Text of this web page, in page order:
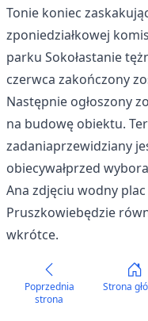
Tonie koniec
zponiedziałkowej
parku Sokołastanie
czerwca zakończony
Następnie ogłoszony
na budowę obiektu.
zadaniaprzewidziany
obiecywałprzed
Ana zdjęciu wodny
Pruszkowiebędzie
wkrótce.
Poprzednia
strona
Strona